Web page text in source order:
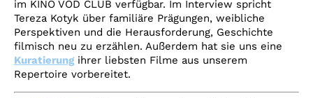
im KINO VOD CLUB verfügbar. Im Interview spricht
Tereza Kotyk über familiäre Prägungen, weibliche
Perspektiven und die Herausforderung, Geschichte
filmisch neu zu erzählen. Außerdem hat sie uns eine
Kuratierungihrer liebsten Filme aus unserem
Repertoire vorbereitet.